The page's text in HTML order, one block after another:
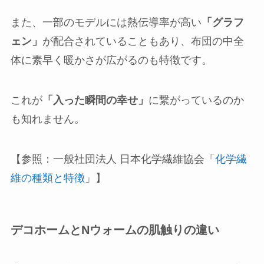
また、一部のモデルには熱伝導率が高い 「グラフ
ェン」 が配合されていることもあり、布団の中全
体に素早く暖かさが広がるのも特徴です。
これが「入った瞬間の幸せ」 に繋がっているのか
も知れません。
【参照：一般社団法人 日本化学繊維協会「 化学繊
維の種類と特徴 」】
デコホームとNウォームの肌触りの違い